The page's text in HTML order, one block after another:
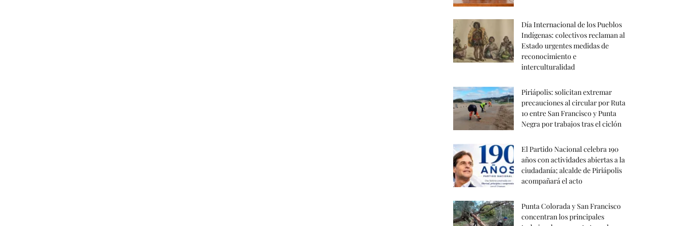
Día Internacional de los Pueblos
Indígenas: colectivos reclaman al
Estado urgentes medidas de
reconocimiento e
interculturalidad
Piriápolis: solicitan extremar
precauciones al circular por Ruta
10 entre San Francisco y Punta
Negra por trabajos tras el ciclón
El Partido Nacional celebra 190
años con actividades abiertas a la
ciudadanía; alcalde de Piriápolis
acompañará el acto
Punta Colorada y San Francisco
concentran los principales